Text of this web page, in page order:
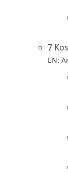
7
EN: